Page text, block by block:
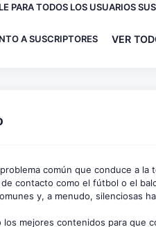
PARA TODOS LOS USUARIOS
A SUSCRIPTORES VER
común que conduce a
contacto como el fútbol o el
y, a menudo, silenciosas
los mejores contenidos para